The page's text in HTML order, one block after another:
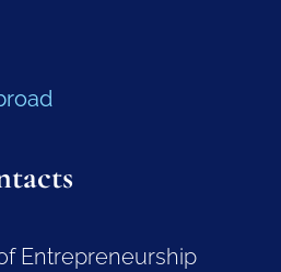
Entrepreneurship